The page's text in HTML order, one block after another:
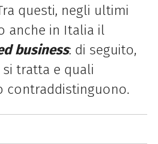
questi, negli ultimi
anche in Italia il
business: di seguito,
tratta e quali
contraddistinguono.